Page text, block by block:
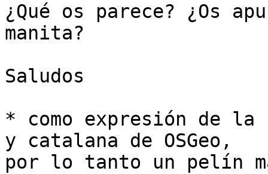
¿Qué os parece? ¿Os
manita?
Saludos
* como expresión de la
y catalana de OSGeo,
por lo tanto un pelín